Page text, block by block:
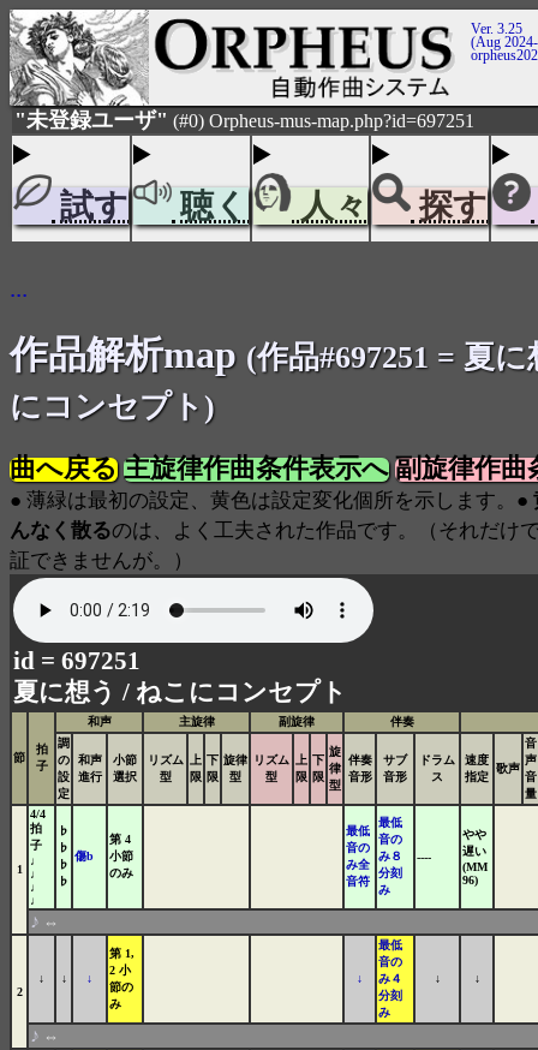
Ver. 3.25
(Aug
"未登録ユーザ" (#0) Orpheus-mus-map.php?id=697251
試す 聴く 人々 探す
...
作品解析map (作品#697251 = 夏
にコンセプト)
曲へ戻る 主旋律作曲条件表示へ 副旋律作曲
● 薄緑は最初の設定、黄色は設定変化個所を示します。●
んなく散るのは、よく工夫された作品です。（それだけ
証できませんが。）
id = 697251
夏に想う / ねこにコンセプト
節
拍
子
和声 主旋律 副旋律
伴奏
調
の
設
定
和声
進行
小節
選択
リズム
型
上
限
下
限
旋律
型
リズム
型
上
限
下
限
旋
律
型
伴奏
音形
サブ
音形
ドラム
ス
速度
指定
歌声
音
声
音
量
1
4/4
拍
子
♩
♩
♩
♩
♭
♭
♭
♭
傷b
第 4
小節
のみ
最低
音の
み全
音符
最低
音の
み８
分刻
み
----
やや
遅い
(MM
96)
♪ ⇔
2
↓ ↓ ↓
第 1,
2 小
節の
み
↓
最低
音の
み４
分刻
み
↓ ↓
♪ ⇔